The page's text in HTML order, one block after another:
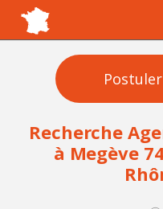
Recherche
à Megève